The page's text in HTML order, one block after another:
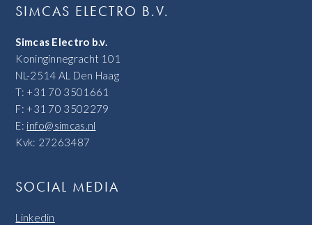
SIMCAS ELECTRO B.V.
Simcas Electro b.v.
Koninginnegracht 101
NL-2514 AL Den Haag
T: +31 70 3501661
F: +31 70 3502279
E: info@simcas.nl
Kvk: 27263487
SOCIAL MEDIA
Linkedin